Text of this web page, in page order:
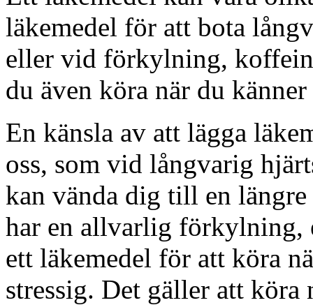
läkemedel för att bota
eller vid förkylning,
du även köra när du
En känsla av att lägga
oss, som vid långvarig
kan vända dig till en
har en allvarlig förkylning,
ett läkemedel för att köra
stressig. Det gäller att